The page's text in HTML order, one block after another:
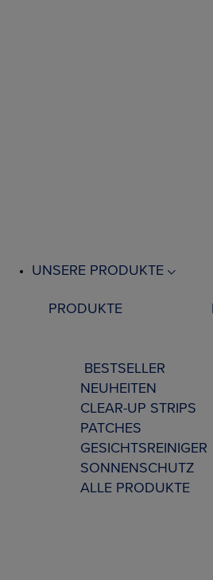
UNSERE PRODUKTE
PRODUKTE
BESTSELLER
NEUHEITEN
CLEAR-UP STRIPS
PATCHES
GESICHTSREINIGER
SONNENSCHUTZ
ALLE PRODUKTE